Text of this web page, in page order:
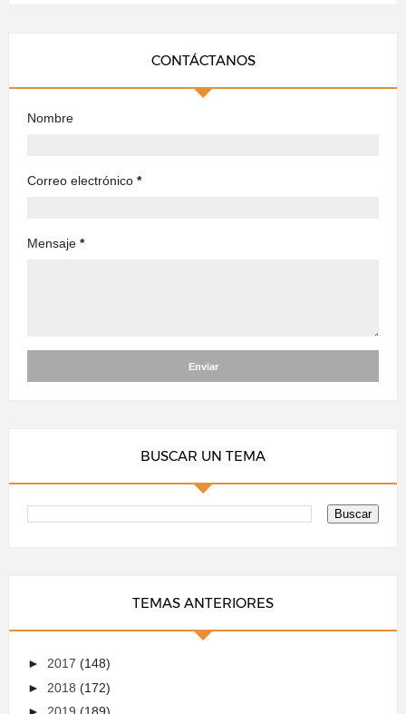
CONTÁCTANOS
Nombre
Correo electrónico *
Mensaje *
BUSCAR UN TEMA
TEMAS ANTERIORES
► 2017 (148)
► 2018 (172)